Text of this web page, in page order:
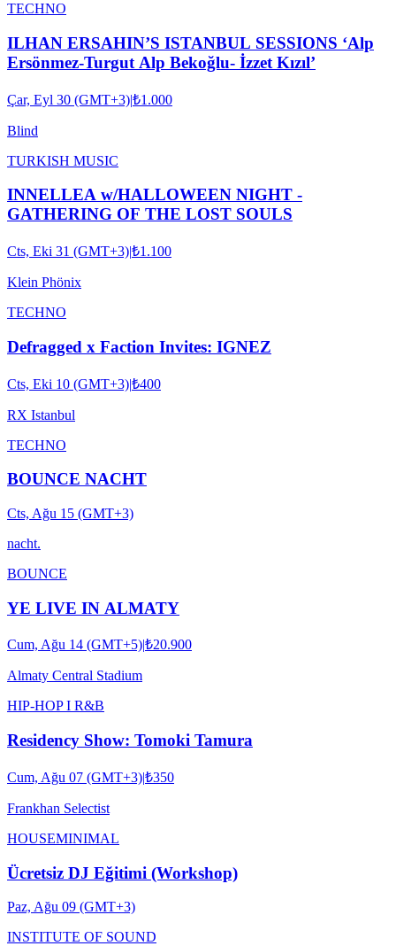
TECHNO
ILHAN ERSAHIN’S ISTANBUL SESSIONS ‘Alp
Ersönmez-Turgut Alp Bekoğlu- İzzet Kızıl’
Çar, Eyl 30 (GMT+3)|₺1.000
Blind
TURKISH MUSIC
INNELLEA w/HALLOWEEN NIGHT -
GATHERING OF THE LOST SOULS
Cts, Eki 31 (GMT+3)|₺1.100
Klein Phönix
TECHNO
Defragged x Faction Invites: IGNEZ
Cts, Eki 10 (GMT+3)|₺400
RX Istanbul
TECHNO
BOUNCE NACHT
Cts, Ağu 15 (GMT+3)
nacht.
BOUNCE
YE LIVE IN ALMATY
Cum, Ağu 14 (GMT+5)|₺20.900
Almaty Central Stadium
HIP-HOP I R&B
Residency Show: Tomoki Tamura
Cum, Ağu 07 (GMT+3)|₺350
Frankhan Selectist
HOUSEMINIMAL
Ücretsiz DJ Eğitimi (Workshop)
Paz, Ağu 09 (GMT+3)
INSTITUTE OF SOUND